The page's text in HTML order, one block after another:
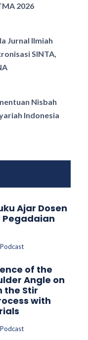
2026
Jurnal Ilmiah
SINTA,
Nisbah
Indonesia
Ajar Dosen
Pegadaian
Podcast
of the
Angle on
the Stir
with
Podcast